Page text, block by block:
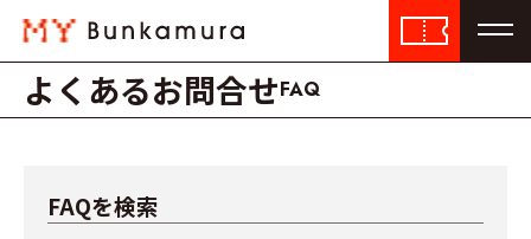
よくあるお問合せFAQ
FAQを検索